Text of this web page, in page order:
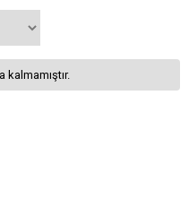
kalmamıştır.